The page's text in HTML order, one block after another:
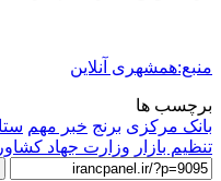
منبع:همشهری آنلاین
برچسب ها
بانک مرکزی برنج خبر مهم
تنظیم بازار وزارت جهاد